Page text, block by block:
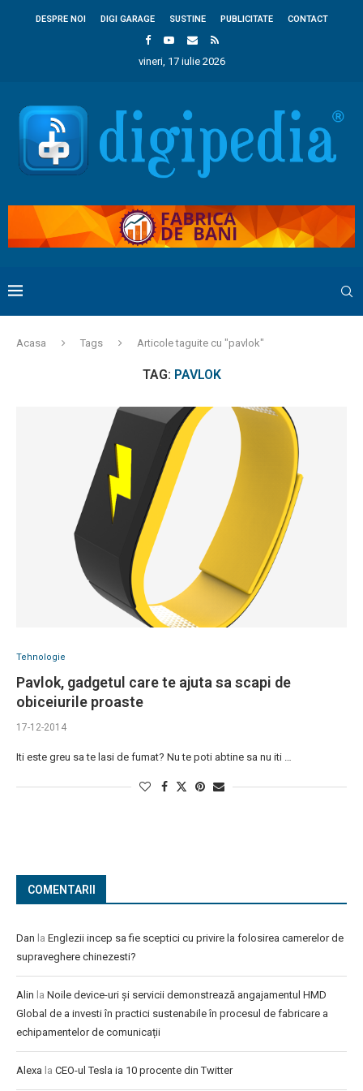
DESPRE NOI DIGI GARAGE SUSTINE PUBLICITATE CONTACT
vineri, 17 iulie 2026
Acasa Tags Articole taguite cu "pavlok"
TAG: PAVLOK
Tehnologie
Pavlok, gadgetul care te ajuta sa scapi de
obiceiurile proaste
17-12-2014
Iti este greu sa te lasi de fumat? Nu te poti abtine sa nu iti …
COMENTARII
Dan la Englezii incep sa fie sceptici cu privire la folosirea camerelor de
supraveghere chinezesti?
Alin la Noile device-uri și servicii demonstrează angajamentul HMD
Global de a investi în practici sustenabile în procesul de fabricare a
echipamentelor de comunicații
Alexa la CEO-ul Tesla ia 10 procente din Twitter